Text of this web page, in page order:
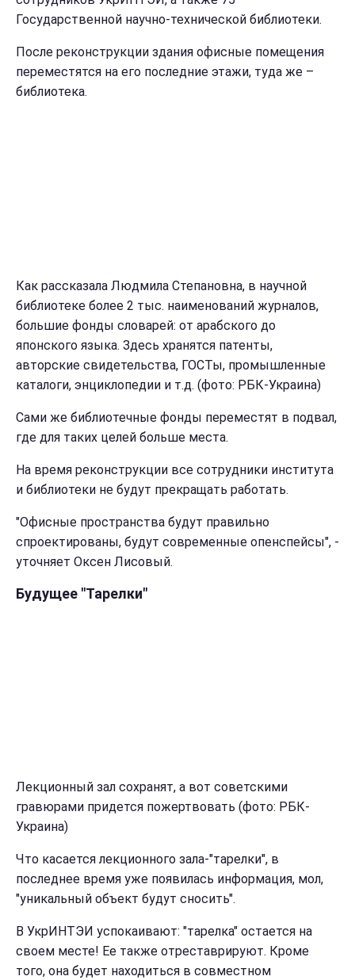
Государственной научно-технической библиотеки.
После реконструкции здания офисные помещения
переместятся на его последние этажи, туда же –
библиотека.
Как рассказала Людмила Степановна, в научной
библиотеке более 2 тыс. наименований журналов,
большие фонды словарей: от арабского до
японского языка. Здесь хранятся патенты,
авторские свидетельства, ГОСТы, промышленные
каталоги, энциклопедии и т.д. (фото: РБК-Украина)
Сами же библиотечные фонды переместят в подвал,
где для таких целей больше места.
На время реконструкции все сотрудники института
и библиотеки не будут прекращать работать.
"Офисные пространства будут правильно
спроектированы, будут современные опенспейсы", -
уточняет Оксен Лисовый.
Будущее "Тарелки"
Лекционный зал сохранят, а вот советскими
гравюрами придется пожертвовать (фото: РБК-
Украина)
Что касается лекционного зала-"тарелки", в
последнее время уже появилась информация, мол,
"уникальный объект будут сносить".
В УкрИНТЭИ успокаивают: "тарелка" остается на
своем месте! Ее также отреставрируют. Кроме
того, она будет находиться в совместном